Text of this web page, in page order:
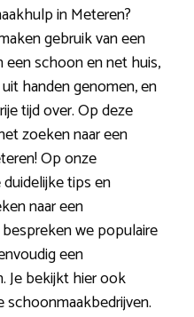
in Meteren?
gebruik van een
een schoon en net huis,
handen genomen, en
tijd over. Op deze
zoeken naar een
Op onze
tips en
naar een
we populaire
een
Je bekijkt hier ook